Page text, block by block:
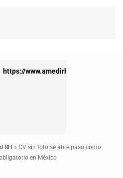
https://www.amedirh.com.mx
https://www.amedirh.com.mx
RH » CV sin foto se abre paso como
en México